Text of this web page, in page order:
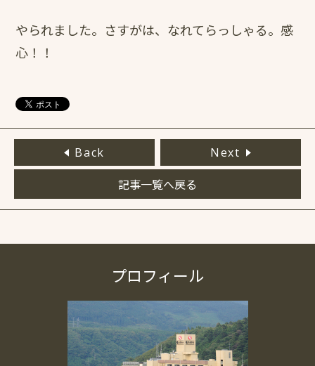
やられました。さすがは、なれてらっしゃる。感
心！！
Back Next
記事一覧へ戻る
プロフィール